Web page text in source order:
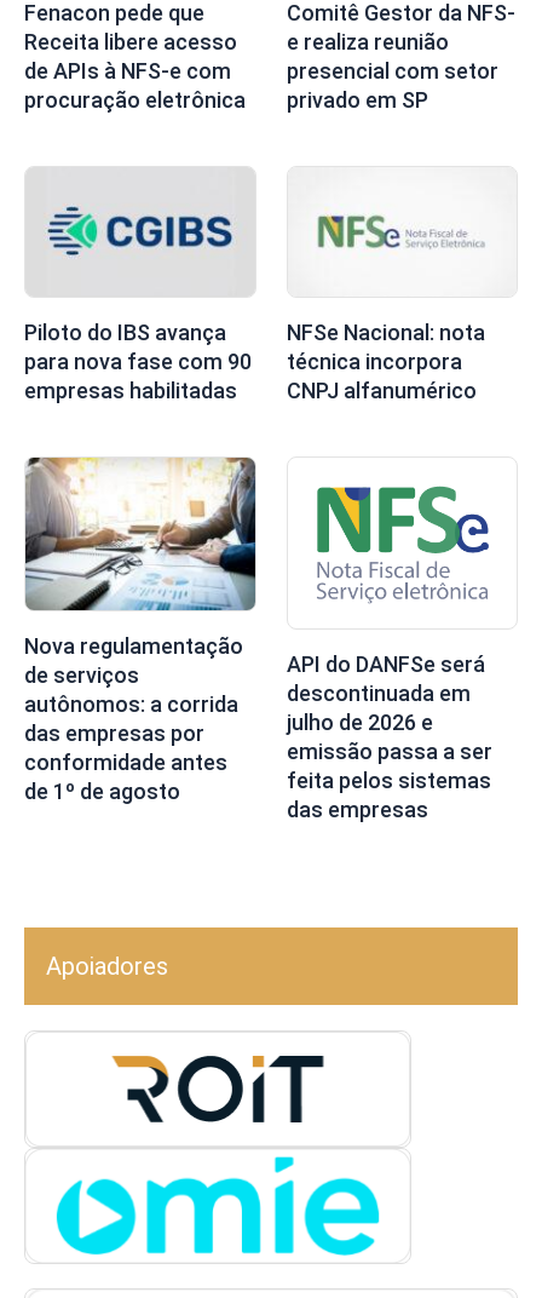
Fenacon pede que
Receita libere acesso
de APIs à NFS-e com
procuração eletrônica
Comitê Gestor da NFS-
e realiza reunião
presencial com setor
privado em SP
Piloto do IBS avança
para nova fase com 90
empresas habilitadas
NFSe Nacional: nota
técnica incorpora
CNPJ alfanumérico
Nova regulamentação
de serviços
autônomos: a corrida
das empresas por
conformidade antes
de 1º de agosto
API do DANFSe será
descontinuada em
julho de 2026 e
emissão passa a ser
feita pelos sistemas
das empresas
Apoiadores